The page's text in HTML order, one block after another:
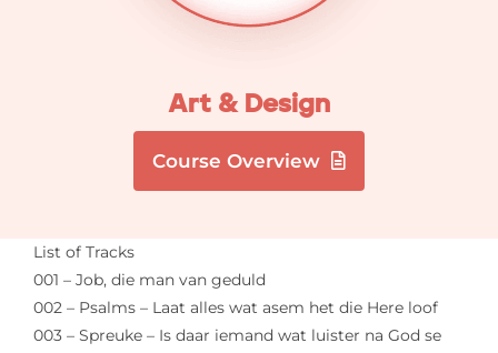
Art & Design
Course Overview
List of Tracks
001 – Job, die man van geduld
002 – Psalms – Laat alles wat asem het die Here loof
003 – Spreuke – Is daar iemand wat luister na God se